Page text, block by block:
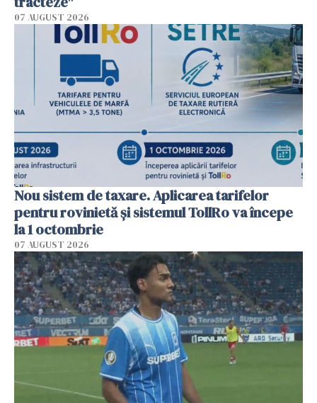
07 AUGUST 2026
Nou sistem de taxare. Aplicarea tarifelor
pentru rovinietă şi sistemul TollRo va începe
la 1 octombrie
07 AUGUST 2026